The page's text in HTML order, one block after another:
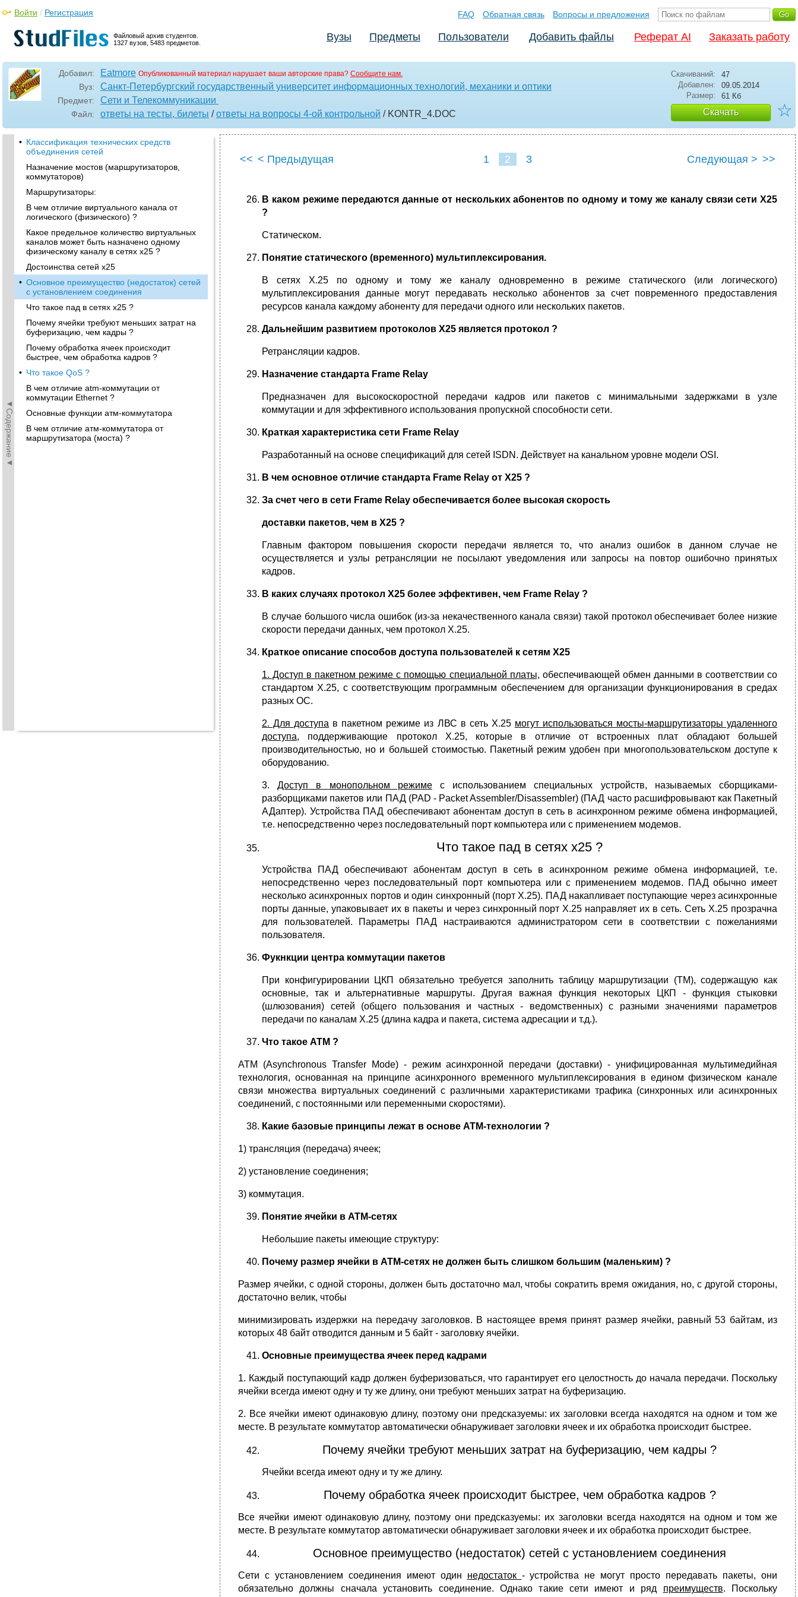
Файловый архив студентов.
1327 вузов, 5483 предметов.
Войти / Регистрация FAQ Обратная связь Вопросы и предложения
Вузы Предметы Пользователи Добавить файлы Реферат AI Заказать работу
Добавил: Eatmore Опубликованный материал нарушает ваши авторские права? Сообщите нам.
Вуз: Санкт-Петербургский государственный университет информационных технологий, механики и оптики
Предмет: Сети и Телекоммуникации
Файл: ответы на тесты, билеты /ответы на вопросы 4-ой контрольной / KONTR_4.DOC
Скачиваний:
47
Добавлен:
09.05.2014
Размер:
61 Кб
Скачать ☆
◄Содержание◄
• Классификация технических средств
объединения сетей
Назначение мостов (маршрутизаторов,
коммутаторов)
Маршрутизаторы:
В чем отличие виртуального канала от
логического (физического) ?
Какое предельное количество виртуальных
каналов может быть назначено одному
физическому каналу в сетях х25 ?
Достоинства сетей х25
• Основное преимущество (недостаток) сетей
с установлением соединения
Что такое пад в сетях х25 ?
Почему ячейки требуют меньших затрат на
буферизацию, чем кадры ?
Почему обработка ячеек происходит
быстрее, чем обработка кадров ?
• Что такое QoS ?
В чем отличие atm-коммутации от
коммутации Ethernet ?
Основные функции атм-коммутатора
В чем отличие атм-коммутатора от
маршрутизатора (моста) ?
<< < Предыдущая 1 2 3 Следующая > >>
В каком режиме передаются данные от нескольких абонентов по одному и тому же каналу связи сети Х25
?
Статическом.
Понятие статического (временного) мультиплексирования.
В сетях Х.25 по одному и тому же каналу одновременно в режиме статического (или логического)
мультиплексирования данные могут передавать несколько абонентов за счет повременного предоставления
ресурсов канала каждому абоненту для передачи одного или нескольких пакетов.
Дальнейшим развитием протоколов Х25 является протокол ?
Ретрансляции кадров.
Назначение стандарта Frame Relay
Предназначен для высокоскоростной передачи кадров или пакетов с минимальными задержками в узле
коммутации и для эффективного использования пропускной способности сети.
Краткая характеристика сети Frame Relay
Разработанный на основе спецификаций для сетей ISDN. Действует на канальном уровне модели OSI.
В чем основное отличие стандарта Frame Relay от Х25 ?
За счет чего в сети Frame Relay обеспечивается более высокая скорость
доставки пакетов, чем в Х25 ?
Главным фактором повышения скорости передачи является то, что анализ ошибок в данном случае не
осуществляется и узлы ретрансляции не посылают уведомления или запросы на повтор ошибочно принятых
кадров.
В каких случаях протокол Х25 более эффективен, чем Frame Relay ?
В случае большого числа ошибок (из-за некачественного канала связи) такой протокол обеспечивает более низкие
скорости передачи данных, чем протокол Х.25.
Краткое описание способов доступа пользователей к сетям Х25
1. Доступ в пакетном режиме с помощью специальной платы, обеспечивающей обмен данными в соответствии со
стандартом Х.25, с соответствующим программным обеспечением для организации функционирования в средах
разных ОС.
2. Для доступа в пакетном режиме из ЛВС в сеть Х.25 могут использоваться мосты-маршрутизаторы удаленного
доступа, поддерживающие протокол Х.25, которые в отличие от встроенных плат обладают большей
производительностью, но и большей стоимостью. Пакетный режим удобен при многопользовательском доступе к
оборудованию.
3.Доступ в монопольном режимес использованием специальных устройств, называемых сборщиками-
разборщиками пакетов или ПАД (PAD - Packet Assembler/Disassembler) (ПАД часто расшифровывают как Пакетный
АДаптер). Устройства ПАД обеспечивают абонентам доступ в сеть в асинхронном режиме обмена информацией,
т.е. непосредственно через последовательный порт компьютера или с применением модемов.
Что такое пад в сетях х25 ?
Устройства ПАД обеспечивают абонентам доступ в сеть в асинхронном режиме обмена информацией, т.е.
непосредственно через последовательный порт компьютера или с применением модемов. ПАД обычно имеет
несколько асинхронных портов и один синхронный (порт Х.25). ПАД накапливает поступающие через асинхронные
порты данные, упаковывает их в пакеты и через синхронный порт Х.25 направляет их в сеть. Сеть Х.25 прозрачна
для пользователей. Параметры ПАД настраиваются администратором сети в соответствии с пожеланиями
пользователя.
Фукнкции центра коммутации пакетов
При конфигурировании ЦКП обязательно требуется заполнить таблицу маршрутизации (ТМ), содержащую как
основные, так и альтернативные маршруты. Другая важная функция некоторых ЦКП - функция стыковки
(шлюзования) сетей (общего пользования и частных - ведомственных) с разными значениями параметров
передачи по каналам Х.25 (длина кадра и пакета, система адресации и т.д.).
Что такое АТМ ?
ATM (Asynchronous Transfer Mode) - режим асинхронной передачи (доставки) - унифицированная мультимедийная
технология, основанная на принципе асинхронного временного мультиплексирования в едином физическом канале
связи множества виртуальных соединений с различными характеристиками трафика (синхронных или асинхронных
соединений, с постоянными или переменными скоростями).
Какие базовые принципы лежат в основе ATM-технологии ?
1) трансляция (передача) ячеек;
2) установление соединения;
3) коммутация.
Понятие ячейки в АТМ-сетях
Небольшие пакеты имеющие структуру:
Почему размер ячейки в АТМ-сетях не должен быть слишком большим (маленьким) ?
Размер ячейки, с одной стороны, должен быть достаточно мал, чтобы сократить время ожидания, но, с другой стороны,
достаточно велик, чтобы
минимизировать издержки на передачу заголовков. В настоящее время принят размер ячейки, равный 53 байтам, из
которых 48 байт отводится данным и 5 байт - заголовку ячейки.
Основные преимущества ячеек перед кадрами
1. Каждый поступающий кадр должен буферизоваться, что гарантирует его целостность до начала передачи. Поскольку
ячейки всегда имеют одну и ту же длину, они требуют меньших затрат на буферизацию.
2. Все ячейки имеют одинаковую длину, поэтому они предсказуемы: их заголовки всегда находятся на одном и том же
месте. В результате коммутатор автоматически обнаруживает заголовки ячеек и их обработка происходит быстрее.
Почему ячейки требуют меньших затрат на буферизацию, чем кадры ?
Ячейки всегда имеют одну и ту же длину.
Почему обработка ячеек происходит быстрее, чем обработка кадров ?
Все ячейки имеют одинаковую длину, поэтому они предсказуемы: их заголовки всегда находятся на одном и том же
месте. В результате коммутатор автоматически обнаруживает заголовки ячеек и их обработка происходит быстрее.
Основное преимущество (недостаток) сетей с установлением соединения
Сети с установлением соединения имеют один недостаток - устройства не могут просто передавать пакеты, они
обязательно должны сначала установить соединение. Однако такие сети имеют и ряд преимуществ. Поскольку